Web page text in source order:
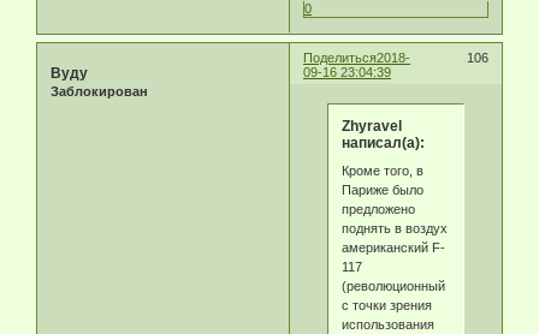
0
Поделиться 106
2018-
09-16 23:04:39
Byду
Заблокирован
Zhyravel
написал(а):
Кроме того, в
Париже было
предложено
поднять в воздух
американский F-
117
(революционный
с точки зрения
использования